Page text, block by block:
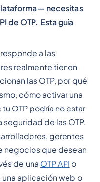
necesitas
de OTP. Esta guía
a las
realmente tienen
las OTP, por qué
cómo activar una
OTP podría no estar
de las OTP.
gerentes
negocios que desean
de una OTP API o
una aplicación web o